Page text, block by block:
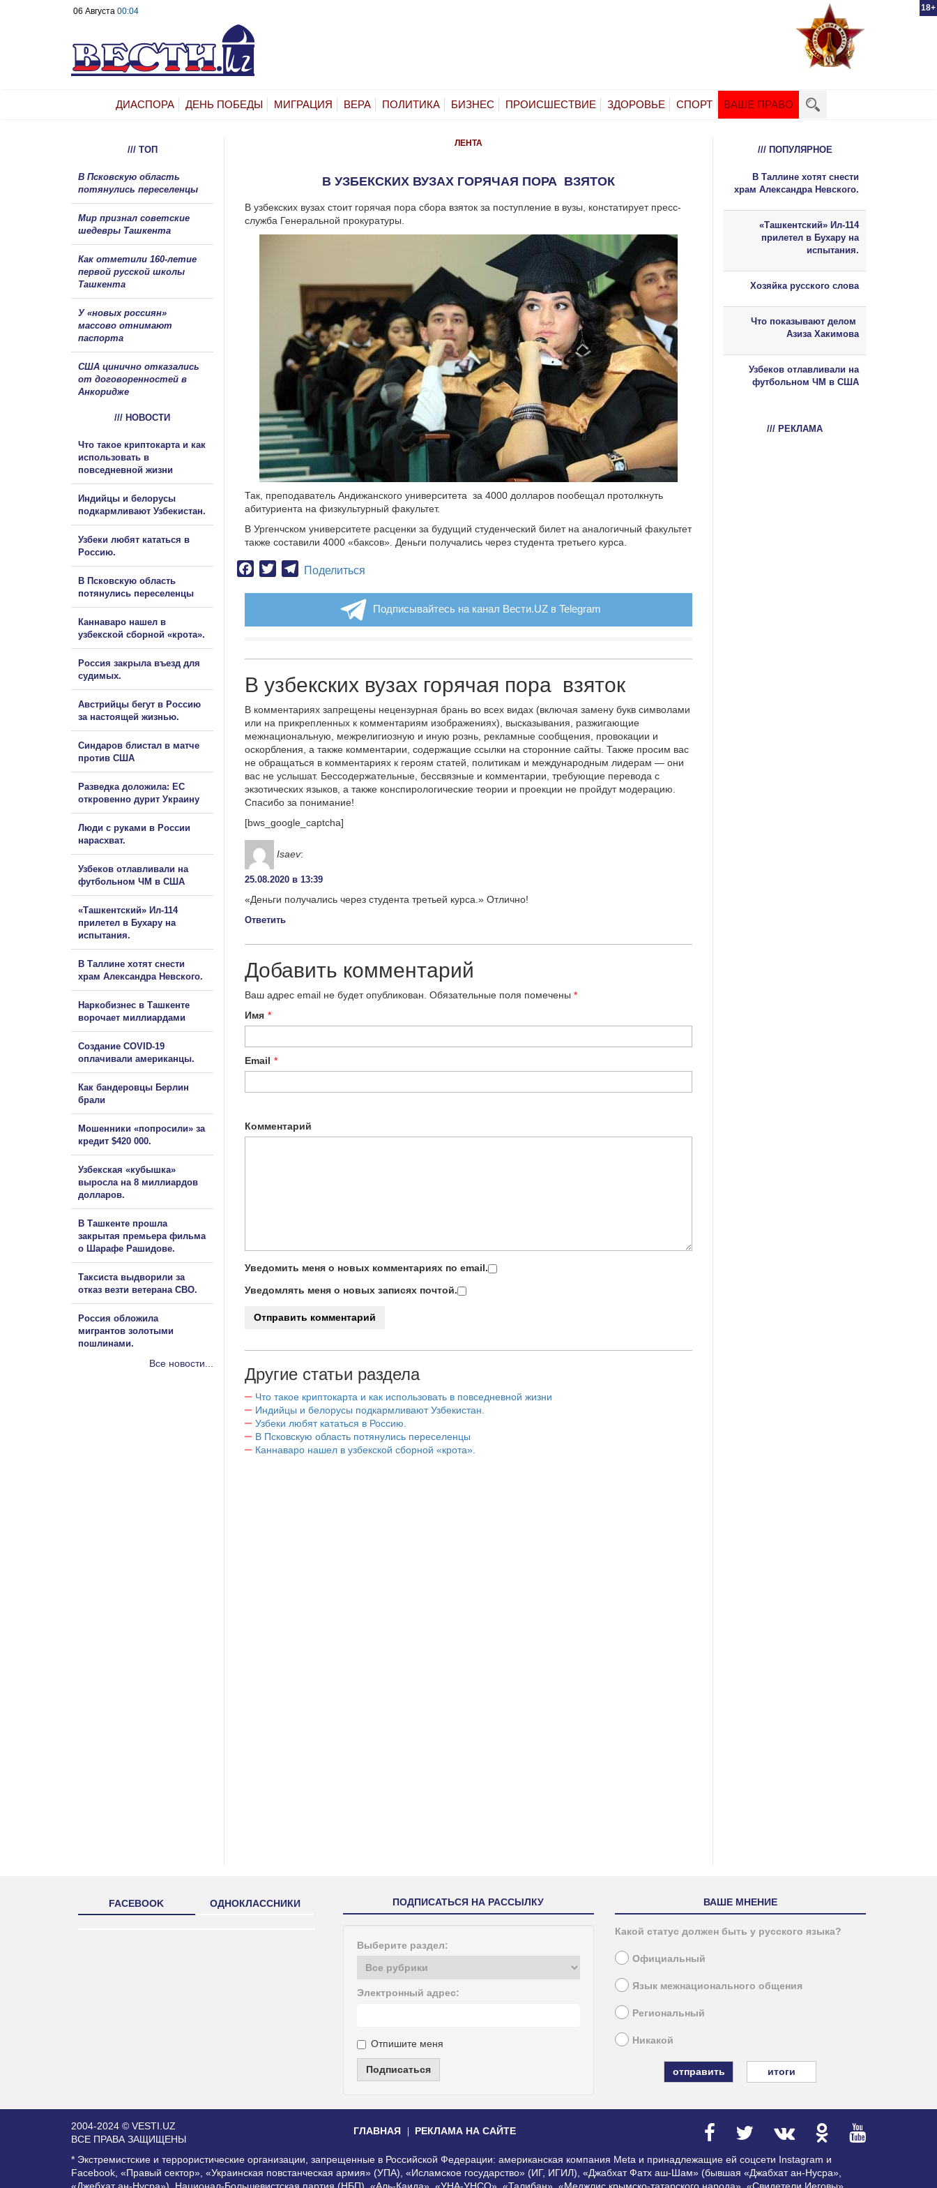
18+
06 Августа 00:04
ДИАСПОРА ДЕНЬ ПОБЕДЫ МИГРАЦИЯ ВЕРА ПОЛИТИКА БИЗНЕС ПРОИСШЕСТВИЕ ЗДОРОВЬЕ СПОРТ ВАШЕ ПРАВО
ЛЕНТА
В УЗБЕКСКИХ ВУЗАХ ГОРЯЧАЯ ПОРА ВЗЯТОК
В узбекских вузах стоит горячая пора сбора взяток за поступление в вузы, констатирует пресс-
служба Генеральной прокуратуры.
Так, преподаватель Андижанского университета за 4000 долларов пообещал протолкнуть
абитуриента на физкультурный факультет.
В Ургенчском университете расценки за будущий студенческий билет на аналогичный факультет
также составили 4000 «баксов». Деньги получались через студента третьего курса.
Facebook
TwitterTelegram
Поделиться
Подписывайтесь на канал Вести.UZ в Telegram
В узбекских вузах горячая пора взяток
В комментариях запрещены нецензурная брань во всех видах (включая замену букв символами
или на прикрепленных к комментариям изображениях), высказывания, разжигающие
межнациональную, межрелигиозную и иную рознь, рекламные сообщения, провокации и
оскорбления, а также комментарии, содержащие ссылки на сторонние сайты. Также просим вас
не обращаться в комментариях к героям статей, политикам и международным лидерам — они
вас не услышат. Бессодержательные, бессвязные и комментарии, требующие перевода с
экзотических языков, а также конспирологические теории и проекции не пройдут модерацию.
Спасибо за понимание!
[bws_google_captcha]
Isaev:
25.08.2020 в 13:39
«Деньги получались через студента третьей курса.» Отлично!
Ответить
Добавить комментарий
Ваш адрес email не будет опубликован. Обязательные поля помечены *
Имя *
Email *
Комментарий
Уведомить меня о новых комментариях по email.
Уведомлять меня о новых записях почтой.
Другие статьи раздела
Что такое криптокарта и как использовать в повседневной жизни
Индийцы и белорусы подкармливают Узбекистан.
Узбеки любят кататься в Россию.
В Псковскую область потянулись переселенцы
Каннаваро нашел в узбекской сборной «крота».
/// ТОП
В Псковскую область
потянулись переселенцы
Мир признал советские
шедевры Ташкента
Как отметили 160-летие
первой русской школы
Ташкента
У «новых россиян»
массово отнимают
паспорта
США цинично отказались
от договоренностей в
Анкоридже
/// НОВОСТИ
Что такое криптокарта и как
использовать в
повседневной жизни
Индийцы и белорусы
подкармливают Узбекистан.
Узбеки любят кататься в
Россию.
В Псковскую область
потянулись переселенцы
Каннаваро нашел в
узбекской сборной «крота».
Россия закрыла въезд для
судимых.
Австрийцы бегут в Россию
за настоящей жизнью.
Синдаров блистал в матче
против США
Разведка доложила: ЕС
откровенно дурит Украину
Люди с руками в России
нарасхват.
Узбеков отлавливали на
футбольном ЧМ в США
«Ташкентский» Ил-114
прилетел в Бухару на
испытания.
В Таллине хотят снести
храм Александра Невского.
Наркобизнес в Ташкенте
ворочает миллиардами
Создание COVID-19
оплачивали американцы.
Как бандеровцы Берлин
брали
Мошенники «попросили» за
кредит $420 000.
Узбекская «кубышка»
выросла на 8 миллиардов
долларов.
В Ташкенте прошла
закрытая премьера фильма
о Шарафе Рашидове.
Таксиста выдворили за
отказ везти ветерана СВО.
Россия обложила
мигрантов золотыми
пошлинами.
Все новости...
/// ПОПУЛЯРНОЕ
В Таллине хотят снести
храм Александра Невского.
«Ташкентский» Ил-114
прилетел в Бухару на
испытания.
Хозяйка русского слова
Что показывают делом
Азиза Хакимова
Узбеков отлавливали на
футбольном ЧМ в США
/// РЕКЛАМА
FACEBOOK ОДНОКЛАССНИКИ ПОДПИСАТЬСЯ НА РАССЫЛКУ
Выберите раздел:
Электронный адрес:
Отпишите меня
Подписаться
ВАШЕ МНЕНИЕ
Какой статус должен быть у русского языка?
Официальный
Язык межнационального общения
Региональный
Никакой
итоги
2004-2024 © VESTI.UZ
ВСЕ ПРАВА ЗАЩИЩЕНЫ
ГЛАВНАЯ РЕКЛАМА НА САЙТЕ
* Экстремистские и террористические организации, запрещенные в Российской Федерации: американская компания Meta и принадлежащие ей соцсети Instagram и
Facebook, «Правый сектор», «Украинская повстанческая армия» (УПА), «Исламское государство» (ИГ, ИГИЛ), «Джабхат Фатх аш-Шам» (бывшая «Джабхат ан-Нусра»,
«Джебхат ан-Нусра»), Национал-Большевистская партия (НБП), «Аль-Каида», «УНА-УНСО», «Талибан», «Меджлис крымско-татарского народа», «Свидетели Иеговы»,